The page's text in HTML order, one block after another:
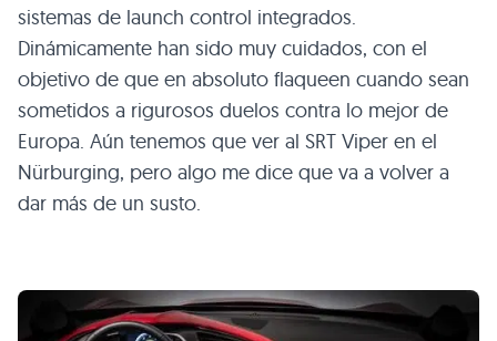
sistemas de launch control integrados.
Dinámicamente han sido muy cuidados, con el
objetivo de que en absoluto flaqueen cuando sean
sometidos a rigurosos duelos contra lo mejor de
Europa. Aún tenemos que ver al SRT Viper en el
Nürburging, pero algo me dice que va a volver a
dar más de un susto.